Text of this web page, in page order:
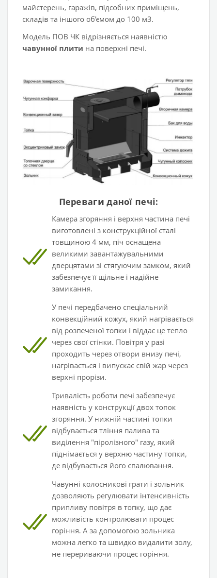
майстерень, гаражів, підсобних приміщень,
складів та іншого об'ємом до 100 м3.
Модель ПОВ ЧК відрізняється наявністю
чавунної плити на поверхні печі.
Переваги даної печі:
Камера згоряння і верхня частина печі
виготовлені з конструкційної сталі
товщиною 4 мм, піч оснащена
великими завантажувальними
дверцятами зі стягуючим замком, який
забезпечує її щільне і надійне
замикання.
У печі передбачено спеціальний
конвекційний кожух, який нагрівається
від розпеченої топки і віддає це тепло
через свої стінки. Повітря у разі
проходить через отвори внизу печі,
нагрівається і випускає свій жар через
верхні прорізи.
Тривалість роботи печі забезпечує
наявність у конструкції двох топок
згоряння. У нижній частині топки
відбувається тління палива та
виділення "піролізного" газу, який
піднімається у верхню частину топки,
де відбувається його спалювання.
Чавунні колосникові грати і зольник
дозволяють регулювати інтенсивність
припливу повітря в топку, що дає
можливість контролювати процес
горіння. А за допомогою зольника
можна легко та швидко видалити золу,
не перериваючи процес горіння.